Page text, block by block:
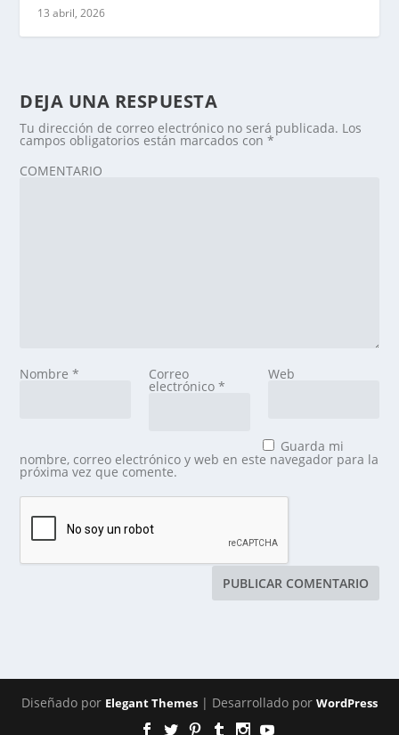
13 abril, 2026
DEJA UNA RESPUESTA
Tu dirección de correo electrónico no será publicada. Los
campos obligatorios están marcados con*
COMENTARIO
Nombre* Correo
electrónico *
Web
Guarda mi
nombre, correo electrónico y web en este navegador para la
próxima vez que comente.
Diseñado por Elegant Themes | Desarrollado por WordPress